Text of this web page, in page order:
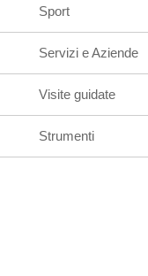
Sport
Servizi e Aziende
Visite guidate
Strumenti